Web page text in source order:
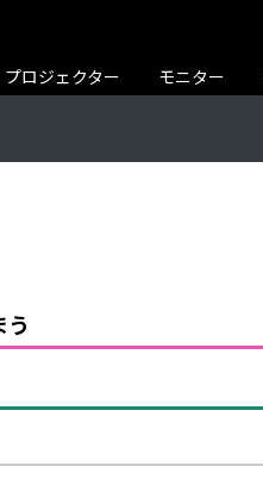
プロジェクター モニター